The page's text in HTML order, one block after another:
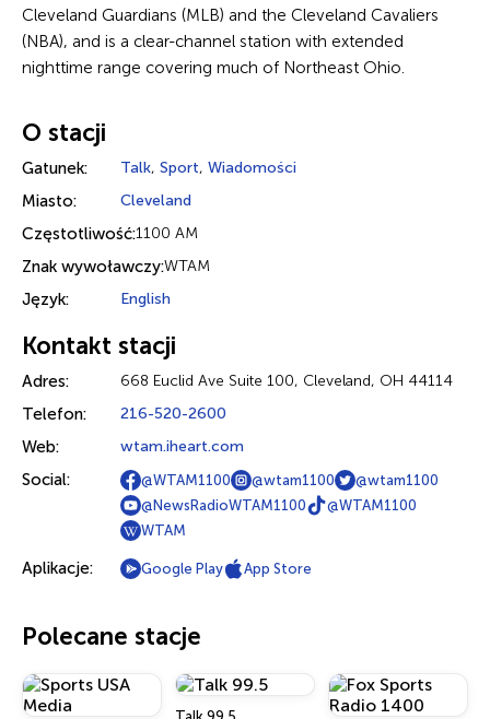
Cleveland Guardians (MLB) and the Cleveland Cavaliers
(NBA), and is a clear-channel station with extended
nighttime range covering much of Northeast Ohio.
O stacji
Gatunek: Talk, Sport, Wiadomości
Miasto: Cleveland
Częstotliwość:1100 AM
Znak wywoławczy:WTAM
Język: English
Kontakt stacji
Adres: 668 Euclid Ave Suite 100, Cleveland, OH 44114
Telefon: 216-520-2600
Web: wtam.iheart.com
Social: @WTAM1100 @wtam1100
@wtam1100
@NewsRadioWTAM1100
@WTAM1100
WTAM
Aplikacje: Google Play App Store
Polecane stacje